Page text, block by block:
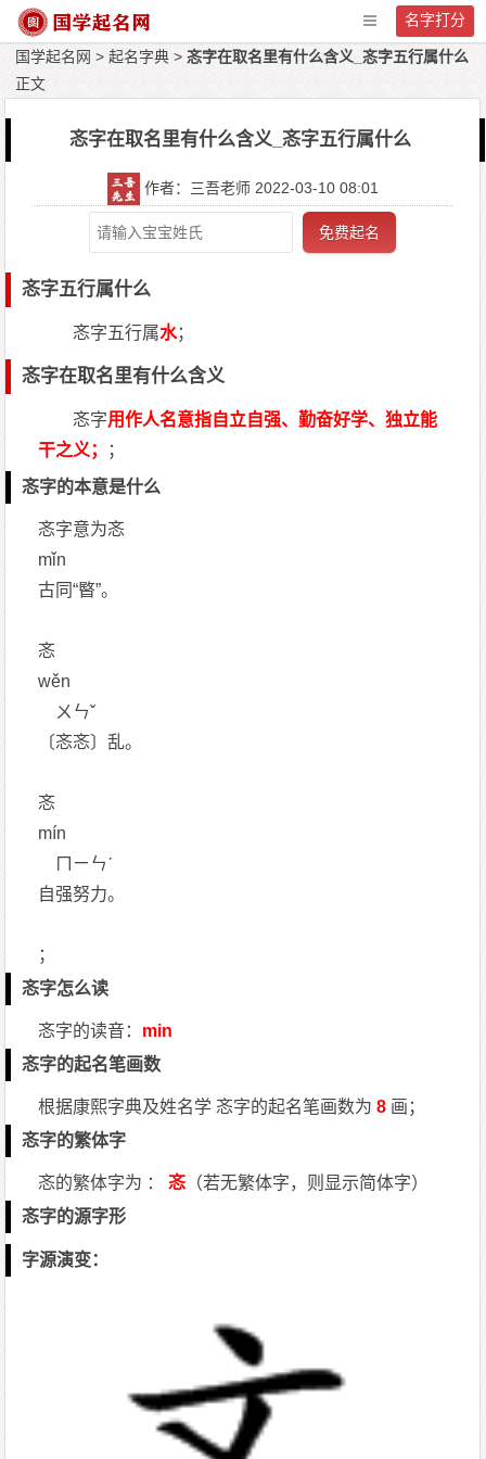
名字打分
国学起名网 >起名字典 >忞字在取名里有什么含义_忞字五行属什么
正文
忞字在取名里有什么含义_忞字五行属什么
作者：三吾老师 2022-03-10 08:01
免费起名
忞字五行属什么
忞字五行属水；
忞字在取名里有什么含义
忞字用作人名意指自立自强、勤奋好学、独立能
干之义；
；
忞字的本意是什么
忞字意为忞
mǐn
古同“暋”。
忞
wěn
ㄨㄣˇ
〔忞忞〕乱。
忞
mín
ㄇㄧㄣˊ
自强努力。
；
忞字怎么读
忞字的读音： min
忞字的起名笔画数
根据康熙字典及姓名学 忞字的起名笔画数为8 画；
忞字的繁体字
忞的繁体字为 ：忞 （若无繁体字，则显示简体字）
忞字的源字形
字源演变：